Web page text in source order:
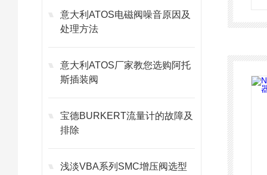
意大利ATOS电磁阀噪音原因及
处理方法
意大利ATOS厂家教您选购阿托
斯插装阀
宝德BURKERT流量计的故障及
排除
浅淡VBA系列SMC增压阀选型